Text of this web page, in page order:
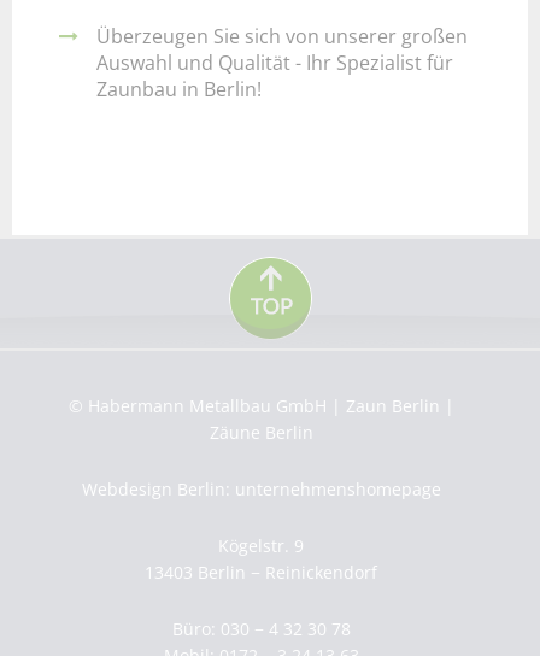
Überzeugen Sie sich von unserer großen
Auswahl und Qualität - Ihr Spezialist für
Zaunbau in Berlin!
© Habermann Metallbau GmbH | Zaun Berlin |
Zäune Berlin
Webdesign Berlin: unternehmenshomepage
Kögelstr. 9
13403 Berlin − Reinickendorf
Büro: 030 − 4 32 30 78